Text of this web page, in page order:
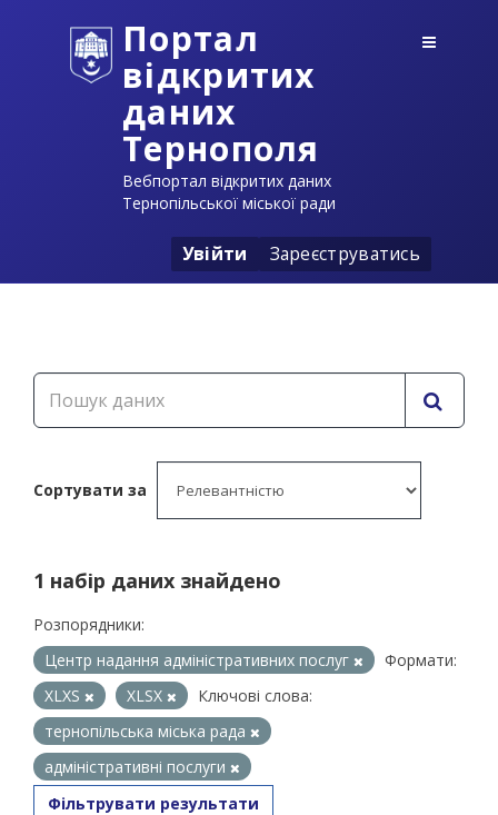
Портал
відкритих
даних
Тернополя
Вебпортал відкритих даних
Тернопільської міської ради
Увійти Зареєструватись
Сортувати за
1 набір даних знайдено
Розпорядники:
Центр надання адміністративних послуг
Формати:
XLXS
XLSX
Ключові слова:
тернопільська міська рада
адміністративні послуги
Фільтрувати результати